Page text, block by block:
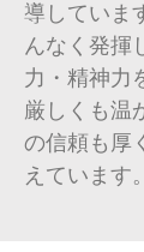
導していま
んなく発揮
力・精神力
厳しくも温
の信頼も厚
えています。